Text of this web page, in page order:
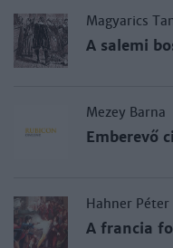
Magyarics
A salemi
Mezey Barna
Emberevő
Hahner Péter
A francia